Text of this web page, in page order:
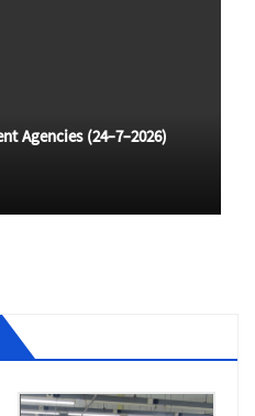
Agencies (24-7-2026)